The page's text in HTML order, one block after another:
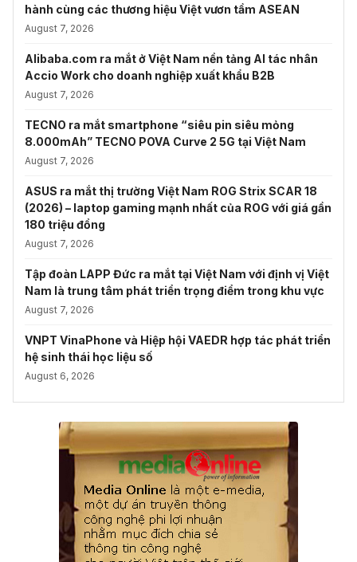
hành cùng các thương hiệu Việt vươn tầm ASEAN
August 7, 2026
Alibaba.com ra mắt ở Việt Nam nền tảng AI tác nhân
Accio Work cho doanh nghiệp xuất khẩu B2B
August 7, 2026
TECNO ra mắt smartphone “siêu pin siêu mỏng
8.000mAh” TECNO POVA Curve 2 5G tại Việt Nam
August 7, 2026
ASUS ra mắt thị trường Việt Nam ROG Strix SCAR 18
(2026) – laptop gaming mạnh nhất của ROG với giá gần
180 triệu đồng
August 7, 2026
Tập đoàn LAPP Đức ra mắt tại Việt Nam với định vị Việt
Nam là trung tâm phát triển trọng điểm trong khu vực
August 7, 2026
VNPT VinaPhone và Hiệp hội VAEDR hợp tác phát triển
hệ sinh thái học liệu số
August 6, 2026